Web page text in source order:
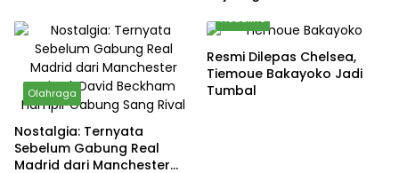
Olahraga
Nostalgia: Ternyata
Sebelum Gabung Real
Madrid dari Manchester
Headline
Resmi Dilepas Chelsea,
Tiemoue Bakayoko Jadi
Tumbal